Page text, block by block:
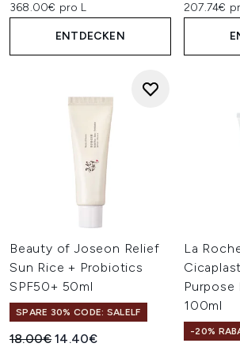
368.00€ pro L
ENTDECKEN
207.74€
Beauty of Joseon Relief
Sun Rice + Probiotics
SPF50+ 50ml
SPARE 30% CODE: SALELF
Unverbindliche Preisempfehlung:
18.00€Aktueller Preis:
14.40€
La
Purpose
100ml
-20%